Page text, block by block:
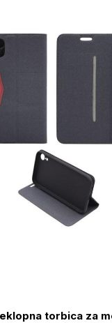
torbica za